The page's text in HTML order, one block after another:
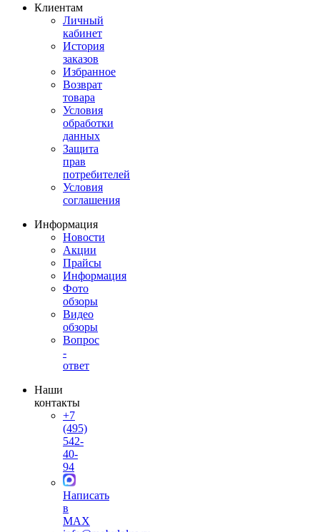
Клиентам
Личный
кабинет
История
заказов
Избранное
Возврат
товара
Условия
обработки
данных
Защита
прав
потребителей
Условия
соглашения
Информация
Новости
Акции
Прайсы
Информация
Фото
обзоры
Видео
обзоры
Вопрос
-
ответ
Наши
контакты
+7
(495)
542-
40-
94
Написать
в
MAX